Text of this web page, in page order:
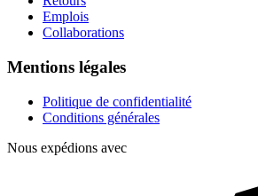
Emplois
Collaborations
Mentions légales
Politique de confidentialité
Conditions générales
Nous expédions avec